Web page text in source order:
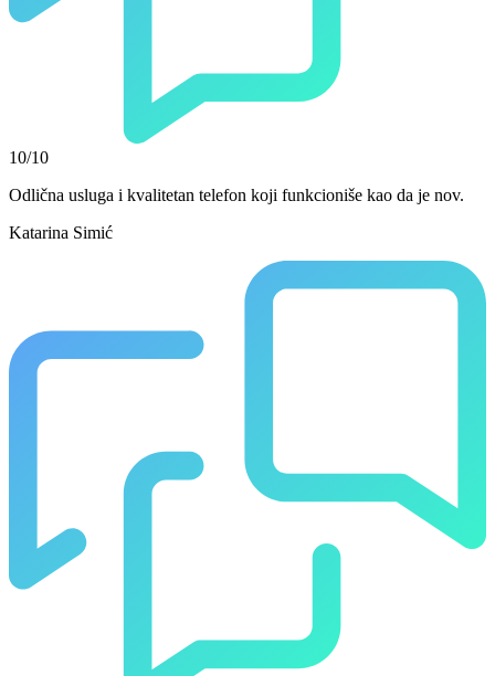
10/10
Odlična usluga i kvalitetan telefon koji funkcioniše kao da je nov.
Katarina Simić